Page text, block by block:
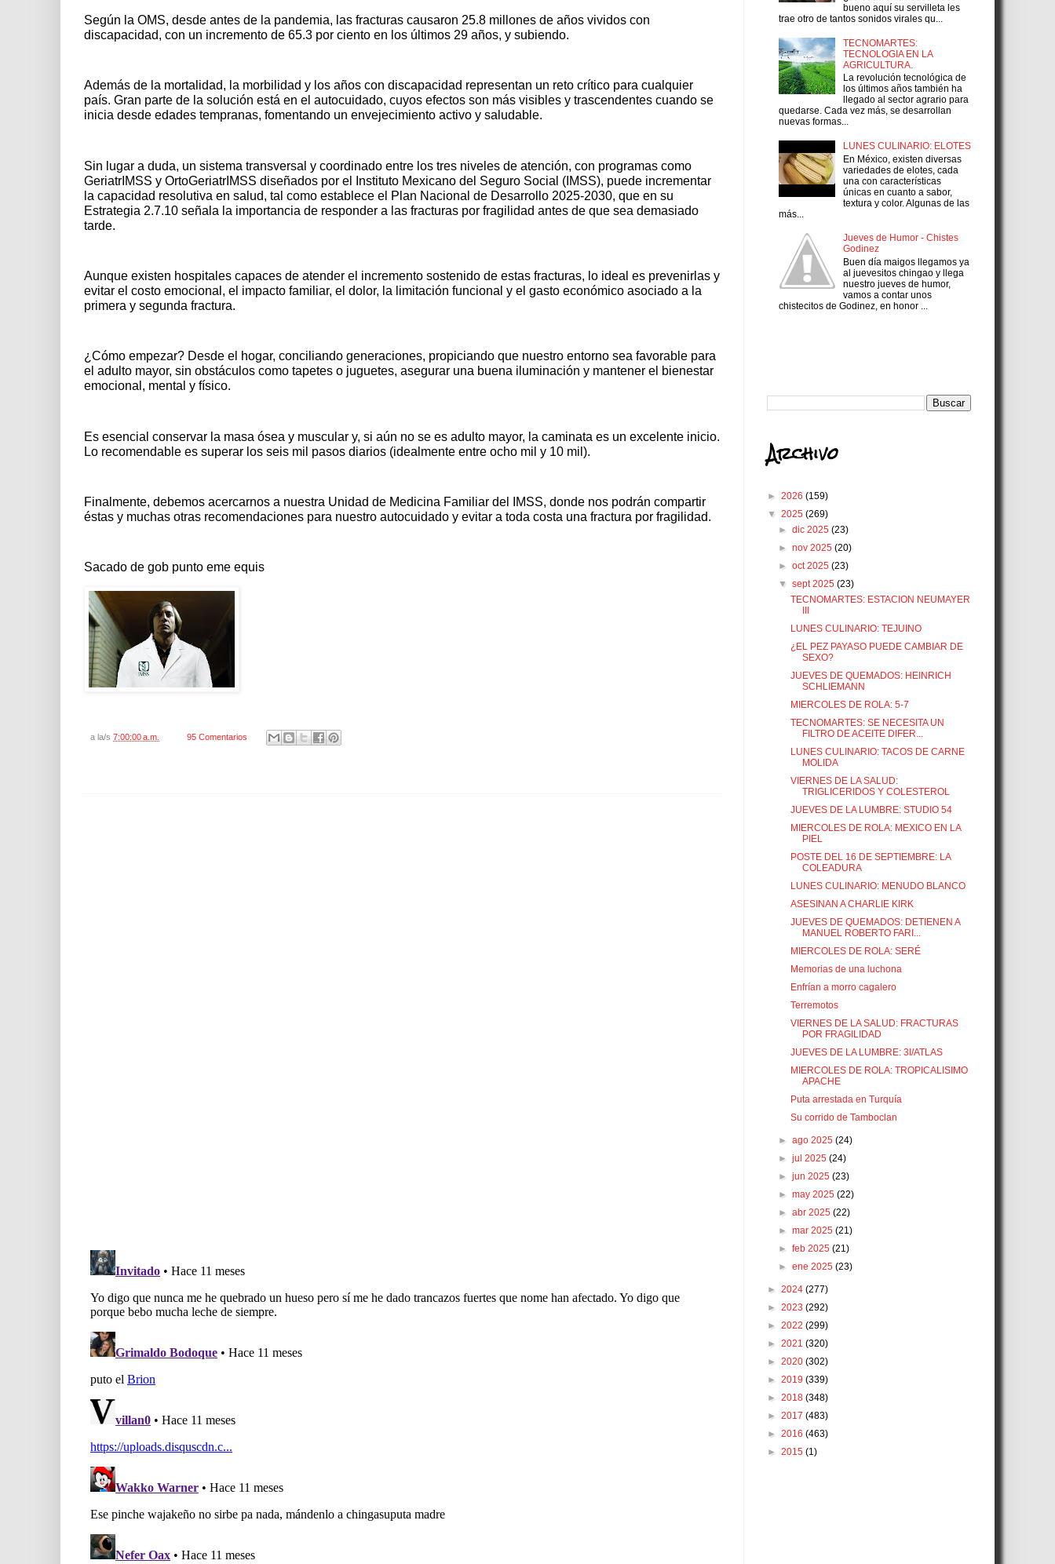
Según la OMS, desde antes de la pandemia, las fracturas causaron 25.8 millones de años vividos con
discapacidad, con un incremento de 65.3 por ciento en los últimos 29 años, y subiendo.
Además de la mortalidad, la morbilidad y los años con discapacidad representan un reto crítico para cualquier
país. Gran parte de la solución está en el autocuidado, cuyos efectos son más visibles y trascendentes cuando se
inicia desde edades tempranas, fomentando un envejecimiento activo y saludable.
Sin lugar a duda, un sistema transversal y coordinado entre los tres niveles de atención, con programas como
GeriatrIMSS y OrtoGeriatrIMSS diseñados por el Instituto Mexicano del Seguro Social (IMSS), puede incrementar
la capacidad resolutiva en salud, tal como establece el Plan Nacional de Desarrollo 2025-2030, que en su
Estrategia 2.7.10 señala la importancia de responder a las fracturas por fragilidad antes de que sea demasiado
tarde.
Aunque existen hospitales capaces de atender el incremento sostenido de estas fracturas, lo ideal es prevenirlas y
evitar el costo emocional, el impacto familiar, el dolor, la limitación funcional y el gasto económico asociado a la
primera y segunda fractura.
¿Cómo empezar? Desde el hogar, conciliando generaciones, propiciando que nuestro entorno sea favorable para
el adulto mayor, sin obstáculos como tapetes o juguetes, asegurar una buena iluminación y mantener el bienestar
emocional, mental y físico.
Es esencial conservar la masa ósea y muscular y, si aún no se es adulto mayor, la caminata es un excelente inicio.
Lo recomendable es superar los seis mil pasos diarios (idealmente entre ocho mil y 10 mil).
Finalmente, debemos acercarnos a nuestra Unidad de Medicina Familiar del IMSS, donde nos podrán compartir
éstas y muchas otras recomendaciones para nuestro autocuidado y evitar a toda costa una fractura por fragilidad.
Sacado de gob punto eme equis
a la/s 7:00:00 a.m. 95 Comentarios
bueno aquí su servilleta les
trae otro de tantos sonidos virales qu...
TECNOMARTES:
TECNOLOGIA EN LA
AGRICULTURA.
La revolución tecnológica de
los últimos años también ha
llegado al sector agrario para
quedarse. Cada vez más, se desarrollan
nuevas formas...
LUNES CULINARIO: ELOTES
En México, existen diversas
variedades de elotes, cada
una con características
únicas en cuanto a sabor,
textura y color. Algunas de las
más...
Jueves de Humor - Chistes
Godinez
Buen día maigos llegamos ya
al juevesitos chingao y llega
nuestro jueves de humor,
vamos a contar unos
chistecitos de Godinez, en honor ...
Archivo
► 2026 (159)
▼ 2025 (269)
►dic 2025(23)
►nov 2025(20)
►oct 2025(23)
▼sept 2025(23)
TECNOMARTES: ESTACION NEUMAYER
LUNES CULINARIO: TEJUINO
¿EL PEZ PAYASO PUEDE CAMBIAR DE
SEXO?
JUEVES DE QUEMADOS: HEINRICH
SCHLIEMANN
MIERCOLES DE ROLA: 5-7
TECNOMARTES: SE NECESITA UN
FILTRO DE ACEITE DIFER...
LUNES CULINARIO: TACOS DE CARNE
MOLIDA
VIERNES DE LA SALUD:
TRIGLICERIDOS Y COLESTEROL
JUEVES DE LA LUMBRE: STUDIO 54
MIERCOLES DE ROLA: MEXICO EN LA
PIEL
POSTE DEL 16 DE SEPTIEMBRE: LA
COLEADURA
LUNES CULINARIO: MENUDO BLANCO
ASESINAN A CHARLIE KIRK
JUEVES DE QUEMADOS: DETIENEN A
MANUEL ROBERTO FARI...
MIERCOLES DE ROLA: SERÉ
Memorias de una luchona
Enfrían a morro cagalero
Terremotos
VIERNES DE LA SALUD: FRACTURAS
POR FRAGILIDAD
JUEVES DE LA LUMBRE: 3I/ATLAS
MIERCOLES DE ROLA: TROPICALISIMO
APACHE
Puta arrestada en Turquía
Su corrido de Tamboclan
►ago 2025(24)
►jul 2025(24)
►jun 2025(23)
►may 2025(22)
►abr 2025(22)
►mar 2025(21)
►feb 2025(21)
►ene 2025(23)
► 2024 (277)
► 2023 (292)
► 2022 (299)
► 2021 (320)
► 2020 (302)
► 2019 (339)
► 2018 (348)
► 2017 (483)
► 2016 (463)
► 2015 (1)